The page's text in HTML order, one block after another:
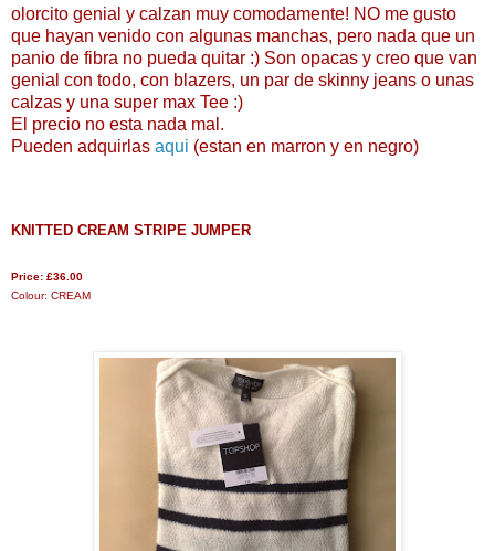
olorcito genial y calzan muy comodamente! NO me gusto
que hayan venido con algunas manchas, pero nada que un
panio de fibra no pueda quitar :) Son opacas y creo que van
genial con todo, con blazers, un par de skinny jeans o unas
calzas y una super max Tee :)
El precio no esta nada mal.
Pueden adquirlas aqui (estan en marron y en negro)
KNITTED CREAM STRIPE JUMPER
Price: £36.00
Colour: CREAM